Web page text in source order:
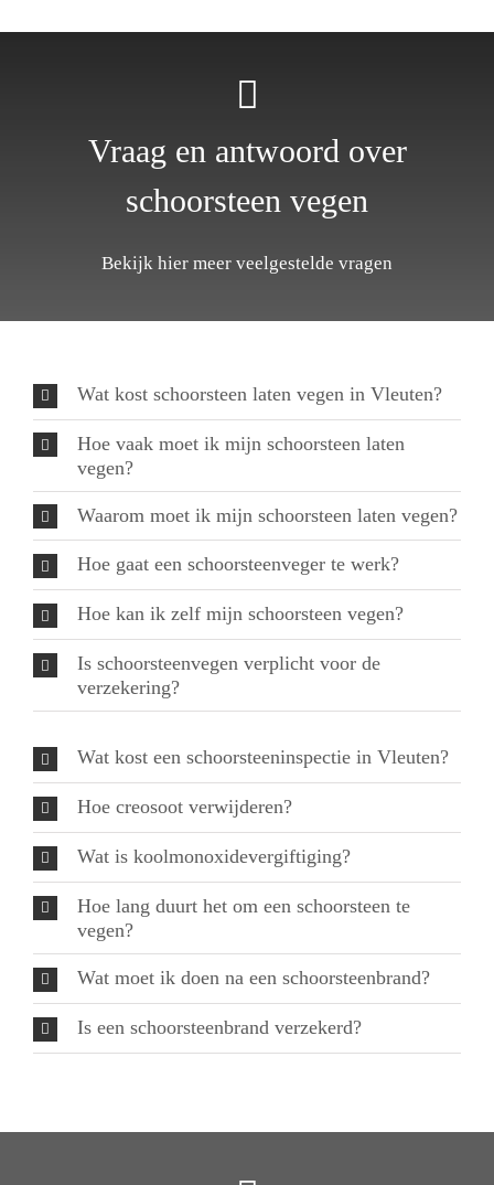
Vraag en antwoord over
schoorsteen vegen
Bekijk hier meer veelgestelde vragen
Wat kost schoorsteen laten vegen in Vleuten?
Hoe vaak moet ik mijn schoorsteen laten
vegen?
Waarom moet ik mijn schoorsteen laten vegen?
Hoe gaat een schoorsteenveger te werk?
Hoe kan ik zelf mijn schoorsteen vegen?
Is schoorsteenvegen verplicht voor de
verzekering?
Wat kost een schoorsteeninspectie in Vleuten?
Hoe creosoot verwijderen?
Wat is koolmonoxidevergiftiging?
Hoe lang duurt het om een schoorsteen te
vegen?
Wat moet ik doen na een schoorsteenbrand?
Is een schoorsteenbrand verzekerd?